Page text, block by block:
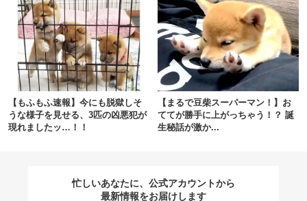
【もふもふ速報】今にも脱獄しそ
うな様子を見せる、3匹の凶悪犯が
現れましたッ…！！
【まるで豆柴スーパーマン！】お
ててが勝手に上がっちゃう！？ 誕
生秘話が激か...
忙しいあなたに、公式アカウントから
最新情報をお届けします
pecodogs
いぬ部をフォロー
pecocats
ねこ部をフォロー
アプリをダウンロードする